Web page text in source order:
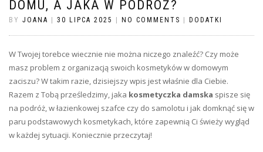
DOMU, A JAKA W PODRÓŻ?
BY JOANA | 30 LIPCA 2025 | NO COMMENTS | DODATKI
W Twojej torebce wiecznie nie można niczego znaleźć? Czy może
masz problem z organizacją swoich kosmetyków w domowym
zaciszu? W takim razie, dzisiejszy wpis jest właśnie dla Ciebie.
Razem z Tobą prześledzimy, jaka kosmetyczka damska spisze się
na podróż, w łazienkowej szafce czy do samolotu i jak domknąć się w
paru podstawowych kosmetykach, które zapewnią Ci świeży wygląd
w każdej sytuacji. Koniecznie przeczytaj!